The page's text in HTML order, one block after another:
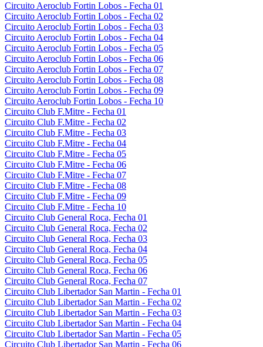
Circuito Aeroclub Fortin Lobos - Fecha 01
Circuito Aeroclub Fortin Lobos - Fecha 02
Circuito Aeroclub Fortin Lobos - Fecha 03
Circuito Aeroclub Fortin Lobos - Fecha 04
Circuito Aeroclub Fortin Lobos - Fecha 05
Circuito Aeroclub Fortin Lobos - Fecha 06
Circuito Aeroclub Fortin Lobos - Fecha 07
Circuito Aeroclub Fortin Lobos - Fecha 08
Circuito Aeroclub Fortin Lobos - Fecha 09
Circuito Aeroclub Fortin Lobos - Fecha 10
Circuito Club F.Mitre - Fecha 01
Circuito Club F.Mitre - Fecha 02
Circuito Club F.Mitre - Fecha 03
Circuito Club F.Mitre - Fecha 04
Circuito Club F.Mitre - Fecha 05
Circuito Club F.Mitre - Fecha 06
Circuito Club F.Mitre - Fecha 07
Circuito Club F.Mitre - Fecha 08
Circuito Club F.Mitre - Fecha 09
Circuito Club F.Mitre - Fecha 10
Circuito Club General Roca, Fecha 01
Circuito Club General Roca, Fecha 02
Circuito Club General Roca, Fecha 03
Circuito Club General Roca, Fecha 04
Circuito Club General Roca, Fecha 05
Circuito Club General Roca, Fecha 06
Circuito Club General Roca, Fecha 07
Circuito Club Libertador San Martin - Fecha 01
Circuito Club Libertador San Martin - Fecha 02
Circuito Club Libertador San Martin - Fecha 03
Circuito Club Libertador San Martin - Fecha 04
Circuito Club Libertador San Martin - Fecha 05
Circuito Club Libertador San Martin - Fecha 06